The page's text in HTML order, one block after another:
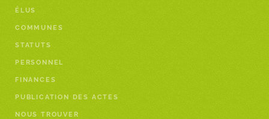
ÉLUS
COMMUNES
STATUTS
PERSONNEL
FINANCES
PUBLICATION DES ACTES
NOUS TROUVER